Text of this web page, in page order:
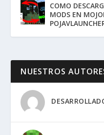
COMO
MODS EN
NUESTROS